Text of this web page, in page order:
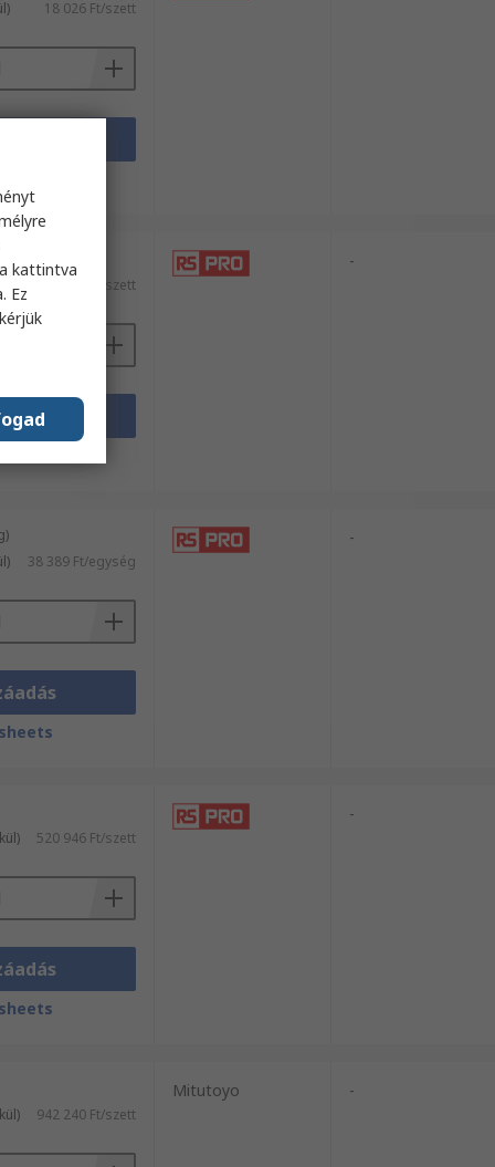
18 026 Ft/szett
444 465 Ft/szett
-
38 389 Ft/egység
-
520 946 Ft/szett
-
942 240 Ft/szett
Mitutoyo -
kattintva
Ez